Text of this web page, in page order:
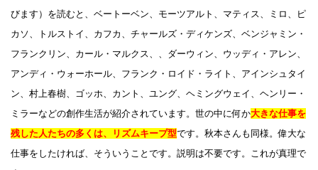
びます）を読むと、ベートーベン、モーツアルト、マティス、ミロ、ピ
カソ、トルストイ、カフカ、チャールズ・ディケンズ、ベンジャミン・
フランクリン、カール・マルクス、、ダーウィン、ウッディ・アレン、
アンディ・ウォーホール、フランク・ロイド・ライト、アインシュタイ
ン、村上春樹、ゴッホ、カント、ユング、ヘミングウェイ、ヘンリー・
ミラーなどの創作生活が紹介されています。世の中に何か大きな仕事を
残した人たちの多くは、リズムキープ型です。秋本さんも同様。偉大な
仕事をしたければ、そういうことです。説明は不要です。これが真理で